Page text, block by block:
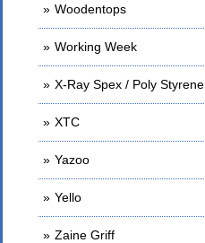
Woodentops
Working Week
X-Ray Spex / Poly Styrene
XTC
Yazoo
Yello
Zaine Griff